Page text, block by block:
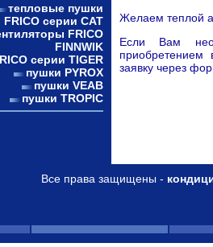
тепловые пушки
серии CAT
FRICO
FINNWIK
серии TIGER
пушки PYROX
пушки VEAB
пушки TROPIC
Желаем теплой
Если Вам
приобретением
заявку через
Все права защищены -